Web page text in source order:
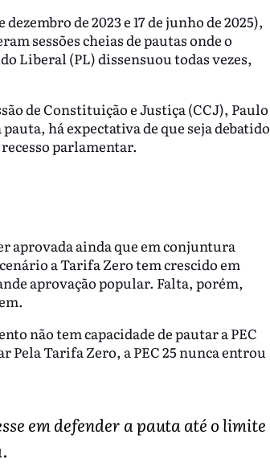
de 2023 e 17 de junho de 2025),
sessões cheias de pautas onde o
Liberal (PL) dissensuou todas vezes,
de Constituição e Justiça (CCJ), Paulo
há expectativa de que seja debatido
parlamentar.
aprovada ainda que em conjuntura
a Tarifa Zero tem crescido em
aprovação popular. Falta, porém,
não tem capacidade de pautar a PEC
Pela Tarifa Zero, a PEC 25 nunca entrou
em defender a pauta até o limite